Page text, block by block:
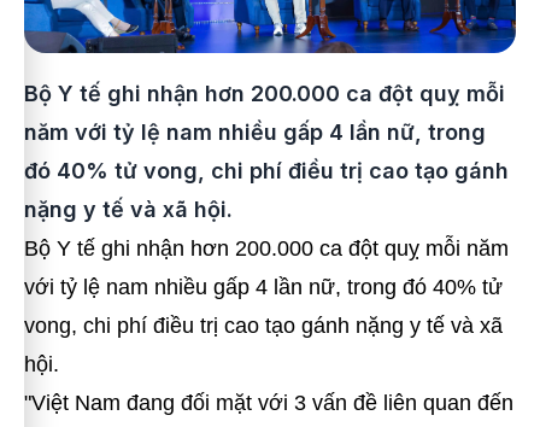
Bộ Y tế ghi nhận hơn 200.000 ca đột quỵ mỗi
năm với tỷ lệ nam nhiều gấp 4 lần nữ, trong
đó 40% tử vong, chi phí điều trị cao tạo gánh
nặng y tế và xã hội.
Bộ Y tế ghi nhận hơn 200.000 ca đột quỵ mỗi năm
với tỷ lệ nam nhiều gấp 4 lần nữ, trong đó 40% tử
vong, chi phí điều trị cao tạo gánh nặng y tế và xã
hội.
"Việt Nam đang đối mặt với 3 vấn đề liên quan đến